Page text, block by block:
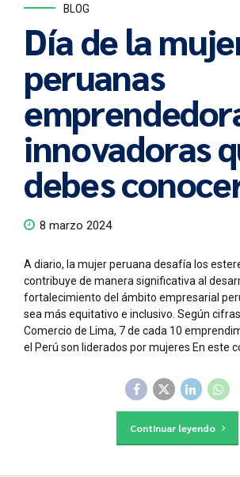
BLOG
Día de la
peruanas
innovadoras
debes
8 marzo 2024
A diario, la mujer peruana desafía los
contribuye de manera significativa al
fortalecimiento del ámbito empresarial
sea más equitativo e inclusivo. Según
Comercio de Lima, 7 de cada 10
el Perú son liderados por mujeres En este
Continuar leyendo